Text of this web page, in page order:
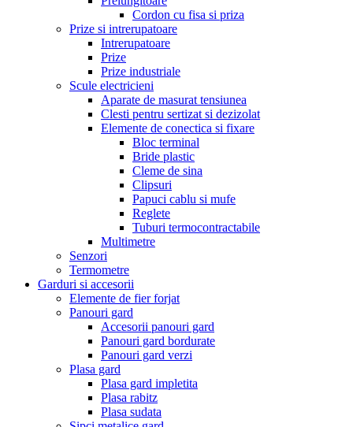
Cordon cu fisa si priza
Prize si intrerupatoare
Intrerupatoare
Prize
Prize industriale
Scule electricieni
Aparate de masurat tensiunea
Clesti pentru sertizat si dezizolat
Elemente de conectica si fixare
Bloc terminal
Bride plastic
Cleme de sina
Clipsuri
Papuci cablu si mufe
Reglete
Tuburi termocontractabile
Multimetre
Senzori
Termometre
Garduri si accesorii
Elemente de fier forjat
Panouri gard
Accesorii panouri gard
Panouri gard bordurate
Panouri gard verzi
Plasa gard
Plasa gard impletita
Plasa rabitz
Plasa sudata